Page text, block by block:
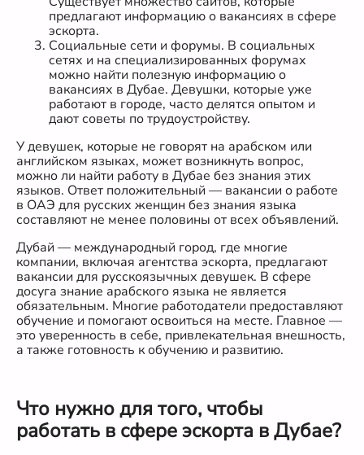
предлагают информацию о вакансиях в сфере
эскорта.
Социальные сети и форумы. В социальных
сетях и на специализированных форумах
можно найти полезную информацию о
вакансиях в Дубае. Девушки, которые уже
работают в городе, часто делятся опытом и
дают советы по трудоустройству.
У девушек, которые не говорят на арабском или
английском языках, может возникнуть вопрос,
можно ли найти работу в Дубае без знания этих
языков. Ответ положительный — вакансии о работе
в ОАЭ для русских женщин без знания языка
составляют не менее половины от всех объявлений.
Дубай — международный город, где многие
компании, включая агентства эскорта, предлагают
вакансии для русскоязычных девушек. В сфере
досуга знание арабского языка не является
обязательным. Многие работодатели предоставляют
обучение и помогают освоиться на месте. Главное —
это уверенность в себе, привлекательная внешность,
а также готовность к обучению и развитию.
Что нужно для того, чтобы
работать в сфере эскорта в Дубае?